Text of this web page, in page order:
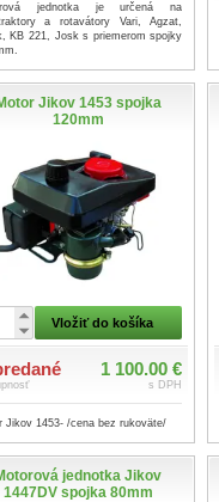
jednotka je určená na
a rotavátory Vari, Agzat,
KB 221, Josk s priemerom spojky
Jikov 1453 spojka
120mm
Vložiť do košíka
1 100.00 €
s DPH
Jikov 1453- /cena bez rukoväte/
jednotka Jikov
1447DV spojka 80mm